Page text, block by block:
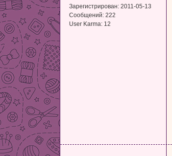
Зарегистрирован: 2011-05-13
Сообщений: 222
User Karma: 12